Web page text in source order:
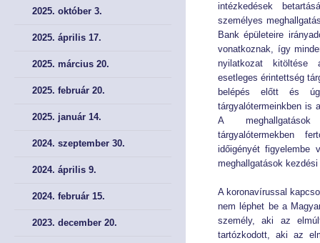
Müködési Rendünk
Éves Jelentéseink
Testület
Müködési Rendünk
Éves Jelentéseink
Testület
2025. október 3.
2025. április 17.
2025. március 20.
2025. február 20.
2025. január 14.
2024. szeptember 30.
2024. április 9.
2024. február 15.
2023. december 20.
intézkedések
személyes
Bank épületeire
vonatkoznak, így
nyilatkozat kitöltése
esetleges érintettség
belépés előtt és
tárgyalótermeinkben is
A
tárgyalótermekben
időigényét figyelembe
meghallgatások
A koronavírussal
nem léphet be a
személy, aki az
tartózkodott, aki az